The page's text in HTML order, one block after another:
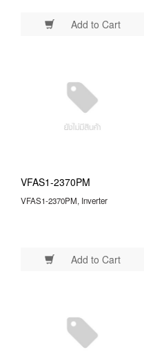
Add to Cart
VFAS1-2370PM
VFAS1-2370PM, Inverter
Add to Cart